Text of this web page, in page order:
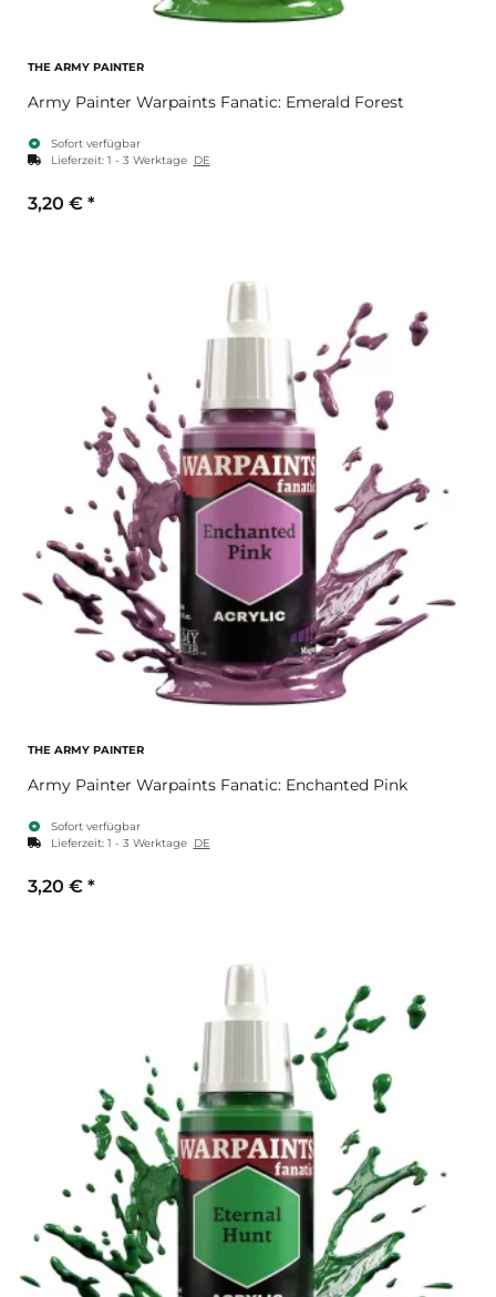
THE ARMY PAINTER
Army Painter Warpaints Fanatic: Emerald Forest
Sofort verfügbar
Lieferzeit: 1 - 3 Werktage DE
3,20 € *
THE ARMY PAINTER
Army Painter Warpaints Fanatic: Enchanted Pink
Sofort verfügbar
Lieferzeit: 1 - 3 Werktage DE
3,20 € *